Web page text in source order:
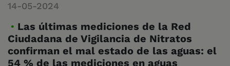
14-05-2024
Las últimas mediciones de la Red
Ciudadana de Vigilancia de Nitratos
confirman el mal estado de las aguas: el
54 % de las mediciones en aguas